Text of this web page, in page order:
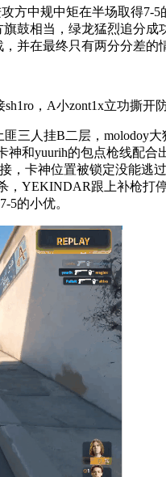
中规中矩在半场取得7-
鼓相当，绿龙猛烈追分
并在最终只有两分分差的
，A小zont1x立功撕开
人挂B二层，molodoy大
和yuurih的包点枪线配
，卡神位置被锁定没能
YEKINDAR跟上补枪打
5的小优。